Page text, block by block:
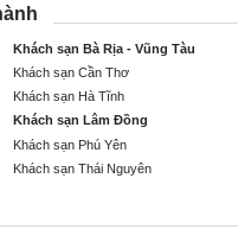
Khách sạn Bà Rịa - Vũng Tàu
Khách sạn Cần Thơ
Khách sạn Hà Tĩnh
Khách sạn Lâm Đồng
Khách sạn Phú Yên
Khách sạn Thái Nguyên